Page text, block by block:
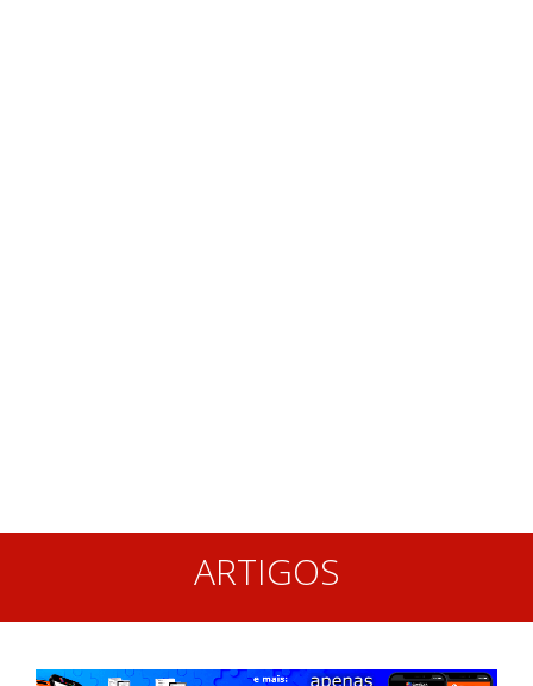
ARTIGOS